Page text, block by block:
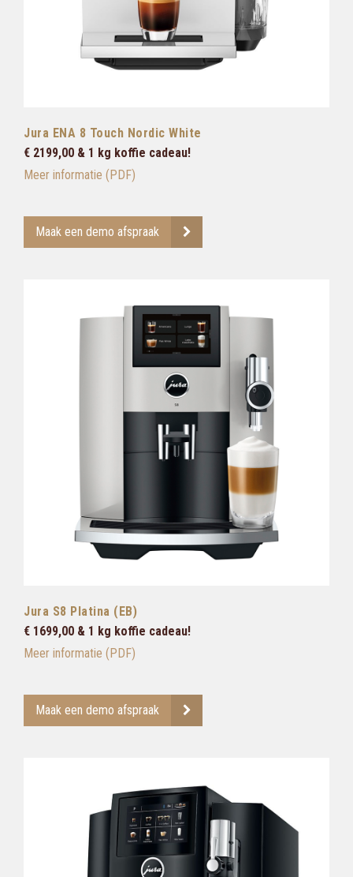
Jura ENA 8 Touch Nordic White
€ 2199,00 & 1 kg koffie cadeau!
Meer informatie (PDF)
Maak een demo afspraak
Jura S8 Platina (EB)
€ 1699,00 & 1 kg koffie cadeau!
Meer informatie (PDF)
Maak een demo afspraak